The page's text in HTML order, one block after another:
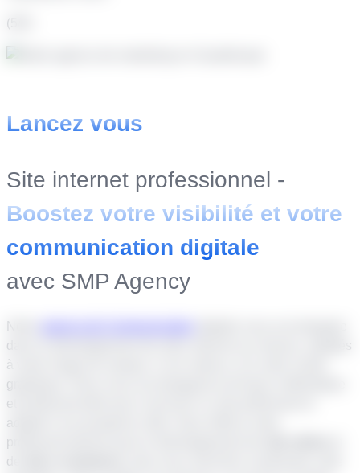
(5/5)
Lancez vous
Site internet professionnel -
Boostez votre visibilité et votre
communication digitale
avec SMP Agency
dans le développement de sites internet sur mesure, adaptés
à votre image de marque, à vos valeurs, et à votre charte
graphique. Nous vous accompagnons de façon méthodique
et professionnelle pour concevoir un site performant et
adapté à vos prospects cible. Nous offrons notre
professionnalisme pour le développement de
de